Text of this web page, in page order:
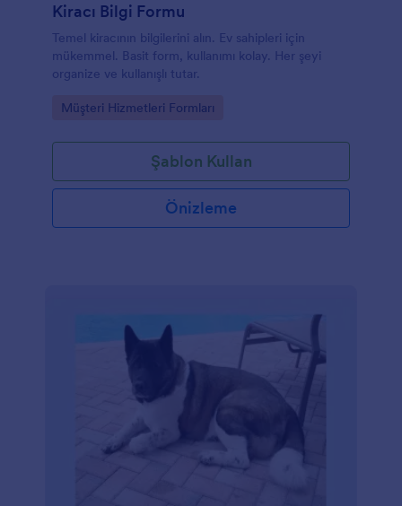
Kiracı Bilgi Formu
Temel kiracının bilgilerini alın. Ev sahipleri için
mükemmel. Basit form, kullanımı kolay. Her şeyi
organize ve kullanışlı tutar.
Go to Category:
Müşteri Hizmetleri Formları
Şablon Kullan
Önizleme